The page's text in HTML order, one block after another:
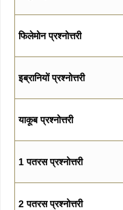
फिलेमोन प्रश्नोत्तरी
इब्रानियों प्रश्नोत्तरी
याकूब प्रश्नोत्तरी
1 पतरस प्रश्नोत्तरी
2 पतरस प्रश्नोत्तरी